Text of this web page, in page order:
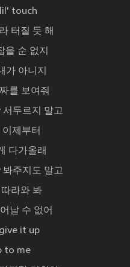
touch
터질 듯 해
순 없지
가 아니지
를 보여줘
두르지 말고
제부터
다가올래
주지도 말고
라와 봐
날 수 없어
it up
to me